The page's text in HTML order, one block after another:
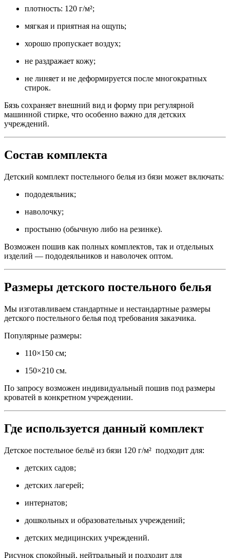
плотность: 120 г/м²;
мягкая и приятная на ощупь;
хорошо пропускает воздух;
не раздражает кожу;
не линяет и не деформируется после многократных
стирок.
Бязь сохраняет внешний вид и форму при регулярной
машинной стирке, что особенно важно для детских
учреждений.
Состав комплекта
Детский комплект постельного белья из бязи может включать:
пододеяльник;
наволочку;
простыню (обычную либо на резинке).
Возможен пошив как полных комплектов, так и отдельных
изделий — пододеяльников и наволочек оптом.
Размеры детского постельного белья
Мы изготавливаем стандартные и нестандартные размеры
детского постельного белья под требования заказчика.
Популярные размеры:
110×150 см;
150×210 см.
По запросу возможен индивидуальный пошив под размеры
кроватей в конкретном учреждении.
Где используется данный комплект
Детское постельное бельё из бязи 120 г/м² подходит для:
детских садов;
детских лагерей;
интернатов;
дошкольных и образовательных учреждений;
детских медицинских учреждений.
Рисунок спокойный, нейтральный и подходит для